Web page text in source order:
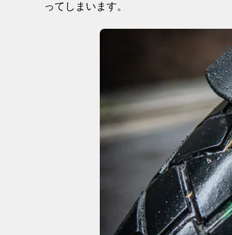
ってしまいます。